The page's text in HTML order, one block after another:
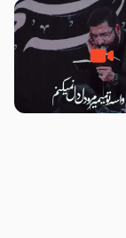
– حاج حسین سیب